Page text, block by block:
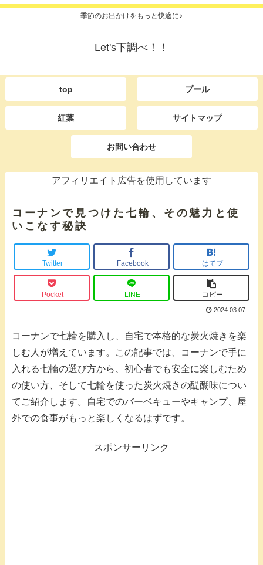
季節のお出かけをもっと快適に♪
Let's下調べ！！
top プール
紅葉 サイトマップ
お問い合わせ
アフィリエイト広告を使用しています
コーナンで見つけた七輪、その魅力と使
いこなす秘訣
Twitter Facebook はてブ
Pocket LINE コピー
2024.03.07
コーナンで七輪を購入し、自宅で本格的な炭火焼きを楽
しむ人が増えています。この記事では、コーナンで手に
入れる七輪の選び方から、初心者でも安全に楽しむため
の使い方、そして七輪を使った炭火焼きの醍醐味につい
てご紹介します。自宅でのバーベキューやキャンプ、屋
外での食事がもっと楽しくなるはずです。
スポンサーリンク